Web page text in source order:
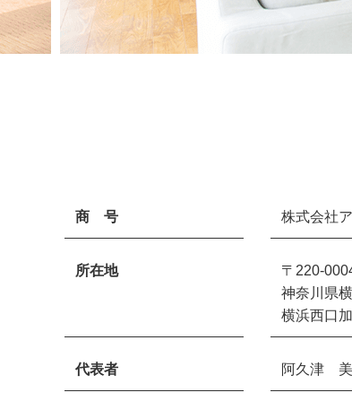
商 号 株式会社
所在地
〒220-
神奈川県
横浜西口
代表者 阿久津